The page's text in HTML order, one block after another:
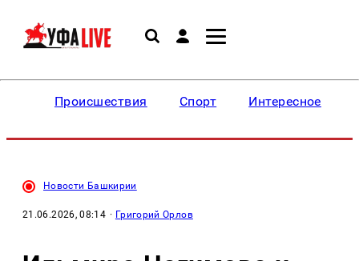
Происшествия Спорт Интересное
Новости Башкирии
21.06.2026, 08:14 · Григорий Орлов